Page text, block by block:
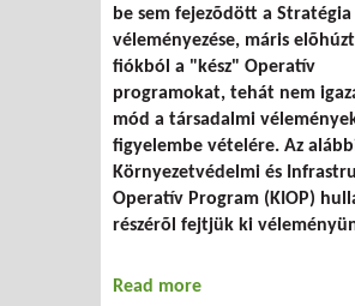
be sem fejezõdött a Stratégia
véleményezése, máris
fiókból a "kész" Operatív
programokat, tehát nem
mód a társadalmi
figyelembe vételére. Az
Környezetvédelmi és
Operatív Program (KIOP)
részérõl fejtjük ki
Read more